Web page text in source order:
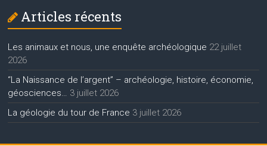
Articles récents
Les animaux et nous, une enquête archéologique 22 juillet
2026
“La Naissance de l’argent” – archéologie, histoire, économie,
géosciences…
3 juillet 2026
La géologie du tour de France 3 juillet 2026